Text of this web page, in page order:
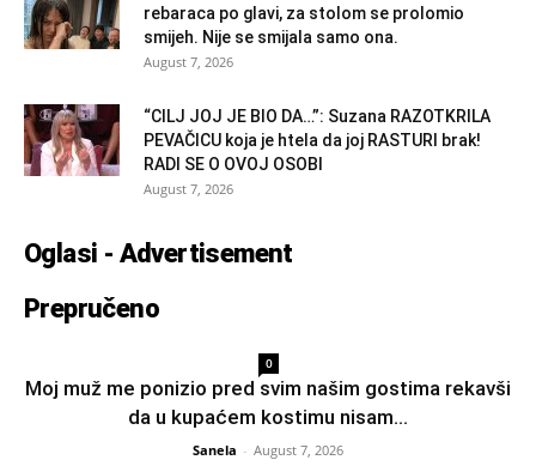
rebaraca po glavi, za stolom se prolomio
smijeh. Nije se smijala samo ona.
August 7, 2026
“CILJ JOJ JE BIO DA…”: Suzana RAZOTKRILA
PEVAČICU koja je htela da joj RASTURI brak!
RADI SE O OVOJ OSOBI
August 7, 2026
Oglasi - Advertisement
Prepručeno
0
Moj muž me ponizio pred svim našim gostima rekavši
da u kupaćem kostimu nisam...
Sanela - August 7, 2026